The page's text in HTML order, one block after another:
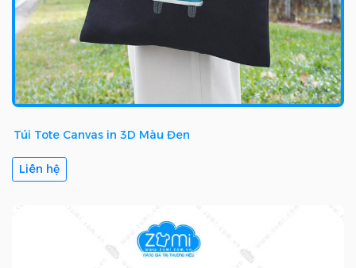
Túi Tote Canvas in 3D Màu Đen
Liên hệ